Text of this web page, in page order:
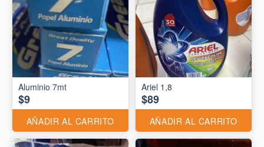
Aluminio 7mt
$9
AÑADIR AL CARRITO
Ariel 1,8
$89
AÑADIR AL CARRITO